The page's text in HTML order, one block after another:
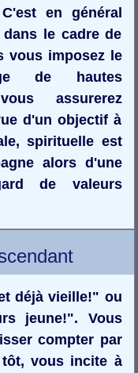
en général
le cadre de
vous imposez le
de hautes
assurerez
d'un objectif à
spirituelle est
alors d'une
de valeurs
déjà vieille!" ou
jeune!". Vous
compter par
vous incite à